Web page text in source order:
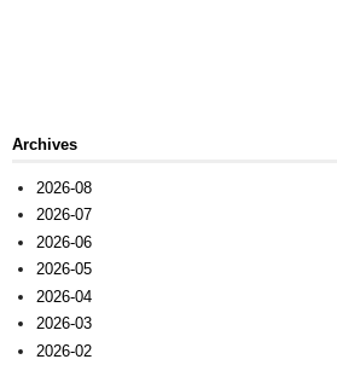
Archives
2026-08
2026-07
2026-06
2026-05
2026-04
2026-03
2026-02